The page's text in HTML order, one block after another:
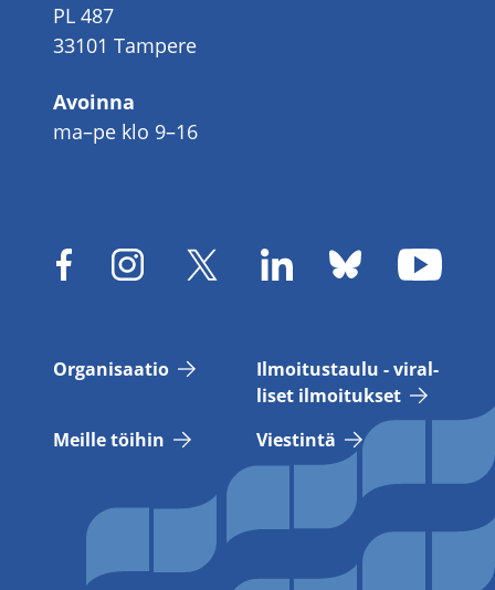
PL 487
33101 Tampere
Avoinna
ma–pe klo 9–16
Or­ga­ni­saa­tio
Il­moi­tus­tau­lu - vi­ral­
li­set il­moi­tuk­set
Meil­le töi­hin
Vies­tin­tä